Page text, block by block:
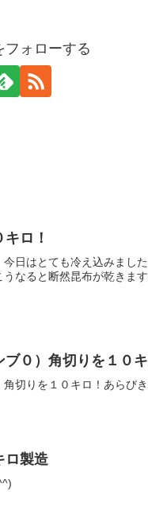
フォローする
ロ！
日はとても冷え込みまし
なると断然昆布が乾きます
０）角切りを１０
切りを１０キロ！あらび
ロ製造